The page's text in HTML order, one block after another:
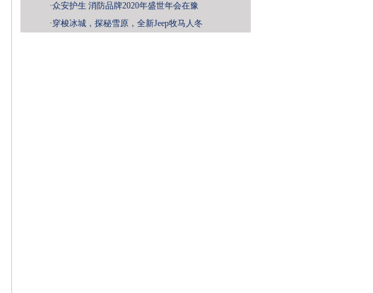
·众安护生 消防品牌2020年盛世年会在豫
·穿梭冰城，探秘雪原，全新Jeep牧马人冬